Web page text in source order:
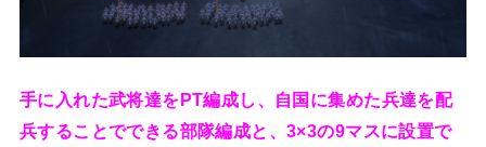
手に入れた武将達をPT編成し、自国に集めた兵達を配
兵することでできる部隊編成と、3×3の9マスに設置で